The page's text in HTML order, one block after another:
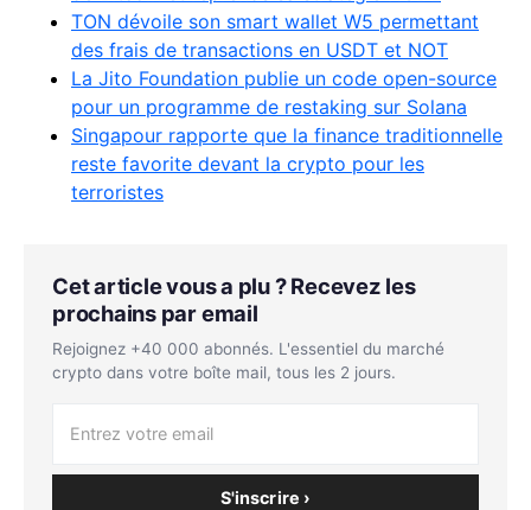
TON dévoile son smart wallet W5 permettant
des frais de transactions en USDT et NOT
La Jito Foundation publie un code open-source
pour un programme de restaking sur Solana
Singapour rapporte que la finance traditionnelle
reste favorite devant la crypto pour les
terroristes
Cet article vous a plu ? Recevez les
prochains par email
Rejoignez +40 000 abonnés. L'essentiel du marché
crypto dans votre boîte mail, tous les 2 jours.
S'inscrire ›